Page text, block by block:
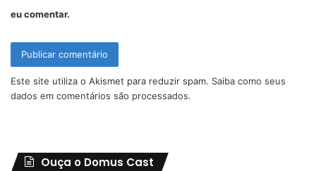
eu comentar.
Este site utiliza o Akismet para reduzir spam. Saiba como seus
dados em comentários são processados.
Ouça o Domus Cast